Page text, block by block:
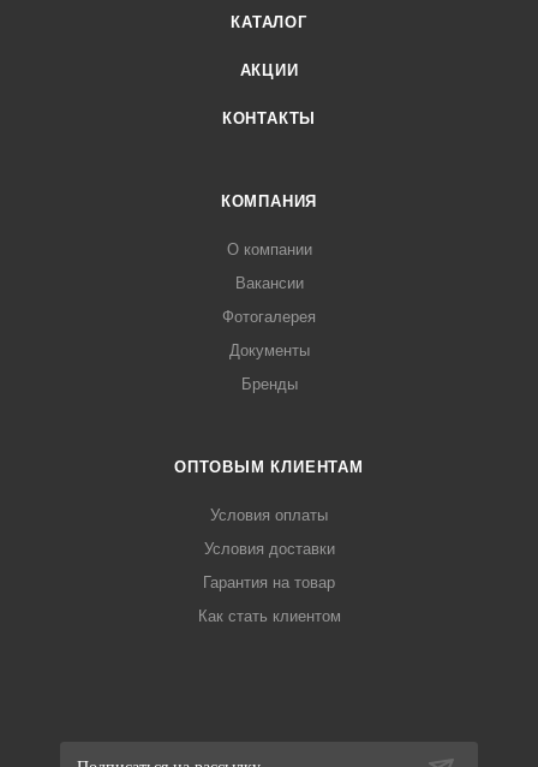
КАТАЛОГ
АКЦИИ
КОНТАКТЫ
КОМПАНИЯ
О компании
Вакансии
Фотогалерея
Документы
Бренды
ОПТОВЫМ КЛИЕНТАМ
Условия оплаты
Условия доставки
Гарантия на товар
Как стать клиентом